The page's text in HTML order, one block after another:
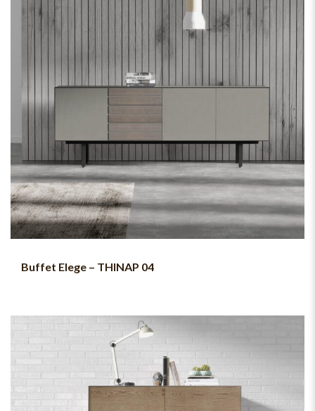
Buffet Elege – THINAP 04